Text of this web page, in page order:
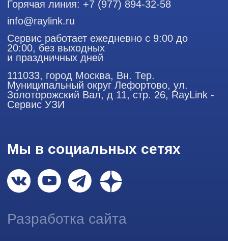
право воспользоваться статьей 146 УК РФ при нарушении
авторских и смежных прав. Вся информация,
представленная на сайте, ни при каких условиях не
является публичной офертой, определяемой положениями
Продолжая работу с сайтом, вы даете согласие на
использование сайтом cookies и обработку персональных
данных в целях функционирования сайта, проведения
сервиса и предоставления релевантной рекламной
информации на основе ваших предпочтений и интересов.